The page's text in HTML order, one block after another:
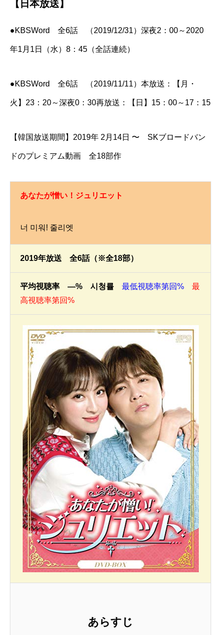
【日本放送】
●KBSWord 全6話 （2019/12/31）深夜2：00～2020
年1月1日（水）8：45（全話連続）
●KBSWord 全6話 （2019/11/11）本放送：【月・
火】23：20～深夜0：30再放送：【日】15：00～17：15
【韓国放送期間】2019年 2月14日 〜 SKブロードバン
ドのプレミアム動画 全18部作
あなたが憎い！ジュリエット
너 미워! 줄리엣
2019年放送 全6話（※全18部）
平均視聴率 —% 시청률 最低視聴率第回%
最
高視聴率第回%
あらすじ